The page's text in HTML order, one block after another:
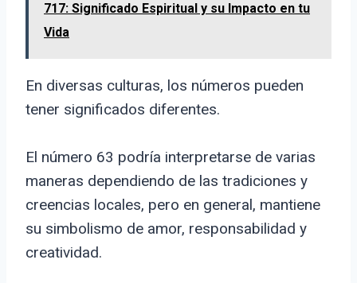
717: Significado Espiritual y su Impacto en tu
Vida
En diversas culturas, los números pueden
tener significados diferentes.
El número 63 podría interpretarse de varias
maneras dependiendo de las tradiciones y
creencias locales, pero en general, mantiene
su simbolismo de amor, responsabilidad y
creatividad.